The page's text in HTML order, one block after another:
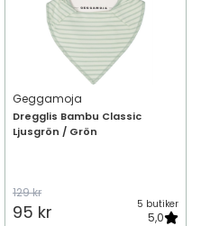
Geggamoja
Dregglis Bambu Classic
Ljusgrön / Grön
129 kr
95 kr 5 butiker
5,0